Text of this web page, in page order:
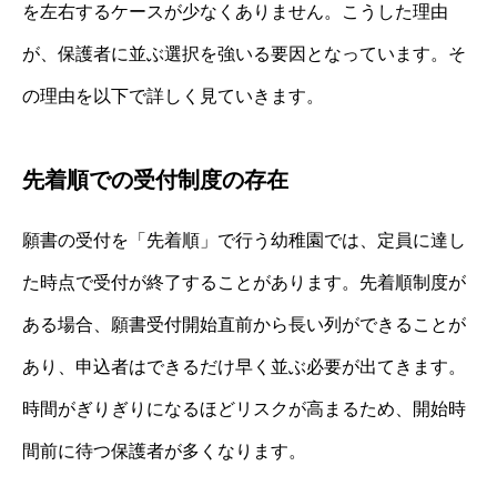
を左右するケースが少なくありません。こうした理由
が、保護者に並ぶ選択を強いる要因となっています。そ
の理由を以下で詳しく見ていきます。
先着順での受付制度の存在
願書の受付を「先着順」で行う幼稚園では、定員に達し
た時点で受付が終了することがあります。先着順制度が
ある場合、願書受付開始直前から長い列ができることが
あり、申込者はできるだけ早く並ぶ必要が出てきます。
時間がぎりぎりになるほどリスクが高まるため、開始時
間前に待つ保護者が多くなります。